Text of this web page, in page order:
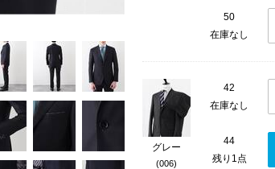
50
在庫なし
グレー
(006)
42
在庫なし
44
残り1点